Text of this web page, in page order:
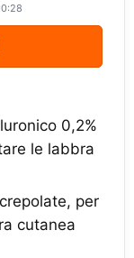
0,2%
le labbra
per
cutanea